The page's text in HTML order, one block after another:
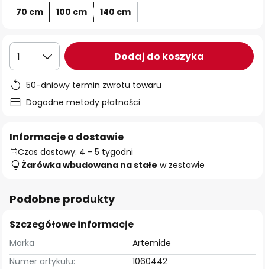
70 cm
100 cm 140 cm
1 Dodaj do koszyka
50-dniowy termin zwrotu towaru
Dogodne metody płatności
Informacje o dostawie
Czas dostawy: 4 - 5 tygodni
Żarówka wbudowana na stałe w zestawie
Podobne produkty
Szczegółowe informacje
Marka
Artemide
Numer artykułu:
1060442